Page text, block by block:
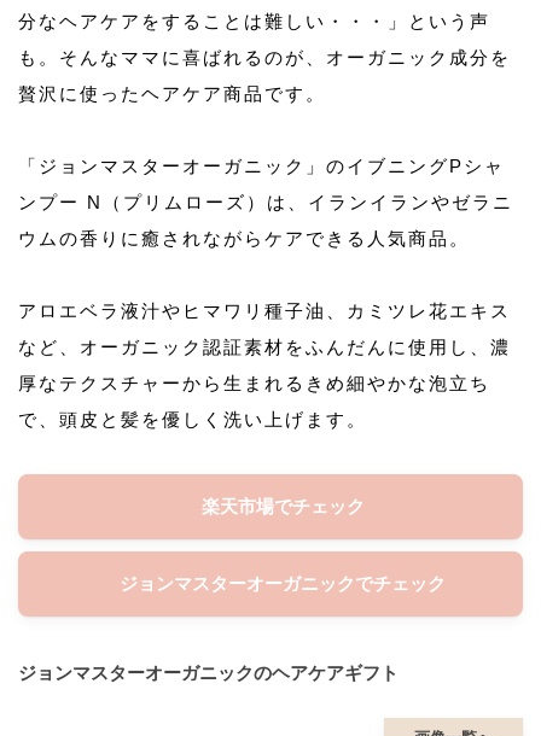
分なヘアケアをすることは難しい・・・」という声
も。そんなママに喜ばれるのが、オーガニック成分を
贅沢に使ったヘアケア商品です。
「ジョンマスターオーガニック」のイブニングPシャ
ンプー N（プリムローズ）は、イランイランやゼラニ
ウムの香りに癒されながらケアできる人気商品。
アロエベラ液汁やヒマワリ種子油、カミツレ花エキス
など、オーガニック認証素材をふんだんに使用し、濃
厚なテクスチャーから生まれるきめ細やかな泡立ち
で、頭皮と髪を優しく洗い上げます。
楽天市場でチェック
ジョンマスターオーガニックでチェック
ジョンマスターオーガニックのヘアケアギフト